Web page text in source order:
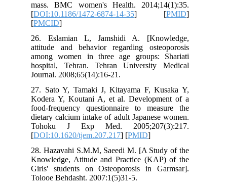
mass. BMC women's Health. 2014;14(1):35.
[DOI:10.1186/1472-6874-14-35 ] [PMID
[PMCID
26. Eslamian L, Jamshidi A. [Knowledge,
attitude and behavior regarding osteoporosis
among women in three age groups: Shariati
hospital, Tehran. Tehran University Medical
Journal. 2008;65(14):16-21.
27. Sato Y, Tamaki J, Kitayama F, Kusaka Y,
Kodera Y, Koutani A, et al. Development of a
food-frequency questionnaire to measure the
dietary calcium intake of adult Japanese women.
Tohoku J Exp Med. 2005;207(3):217.
[DOI:10.1620/tjem.207.217] [PMID
28. Hazavahi S.M.M, Saeedi M. [A Study of the
Knowledge, Atitude and Practice (KAP) of the
Girls' students on Osteoporosis in Garmsar].
Tolooe Behdasht. 2007:1(5)31-5.